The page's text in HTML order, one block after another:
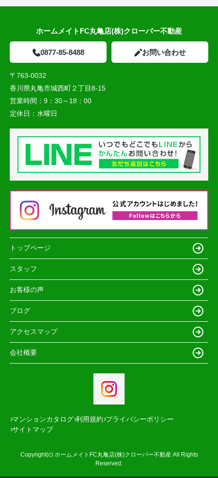
ホームメイトFC丸亀店(株)クローバー不動産
0877-85-8488 お問い合わせ
〒763-0032
香川県丸亀市城西町２丁目8-15
営業時間： 9：30～18：00
定休日： 水曜日
トップページ
スタッフ
お客様の声
ブログ
アクセスマップ
会社概要
マンションカタログ 利用規約 プライバシーポリシー
サイトマップ
Copyright(c) ホームメイトFC丸亀店(株)クローバー不動産 All Rights
Reserved.